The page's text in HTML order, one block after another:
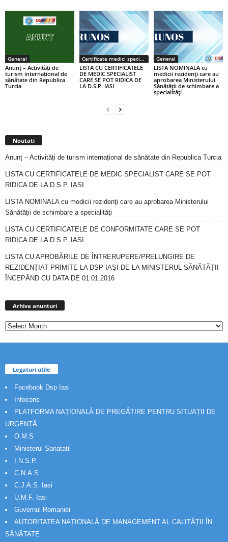
General
Anunț – Activități de
turism internațional de
sănătate din Republica
Turcia
Certificate medici specialiști / primari
LISTA CU CERTIFICATELE
DE MEDIC SPECIALIST
CARE SE POT RIDICA DE
LA D.S.P. IASI
General
LISTA NOMINALA cu
medicii rezidenţi care au
aprobarea Ministerului
Sănătăţii de schimbare a
specialităţi
Noutati
Anunț – Activități de turism internațional de sănătate din Republica Turcia
LISTA CU CERTIFICATELE DE MEDIC SPECIALIST CARE SE POT
RIDICA DE LA D.S.P. IASI
LISTA NOMINALA cu medicii rezidenţi care au aprobarea Ministerului
Sănătăţii de schimbare a specialităţi
LISTA CU CERTIFICATELE DE CONFORMITATE CARE SE POT
RIDICA DE LA D.S.P. IASI
LISTA CU APROBĂRILE DE ÎNTRERUPERE/PRELUNGIRE DE
REZIDENȚIAT PRIMITE LA DSP IAȘI DE LA MINISTERUL SĂNĂTĂȚII
ÎNCEPÂND CU DATA DE 01.01.2016
Arhiva anunturi
Legaturi utile
Facebook Dsp Iasi
Infocons
PLATFORMA NAȚIONALĂ DE PREGĂTIRE PENTRU SITUAȚII DE
URGENȚĂ
O.M.S
Ministerul Sanatatii
I.N.S.P.
C.N.A.S.
C.J.A.S. Iasi
U.M.F. Iasi
Guvernul Romaniei
AUTORITATEA NAȚIONALĂ DE MANAGEMENT AL CALITĂȚII ÎN
SĂNĂTATE